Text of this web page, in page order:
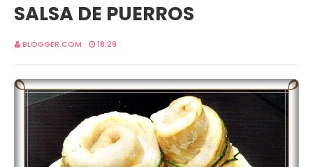
SALSA DE PUERROS
BLOGGER.COM 18:29